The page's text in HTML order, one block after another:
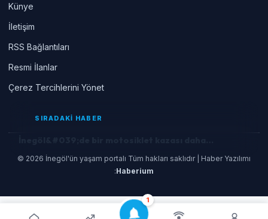
1
Künye
İletişim
RSS Bağlantıları
Resmi İlanlar
Çerez Tercihlerini Yönet
© 2026 İnegöl'ün yaşam portalı Tüm hakları saklıdır | Haber Yazılımı
:Haberium
SIRADAKİ HABER